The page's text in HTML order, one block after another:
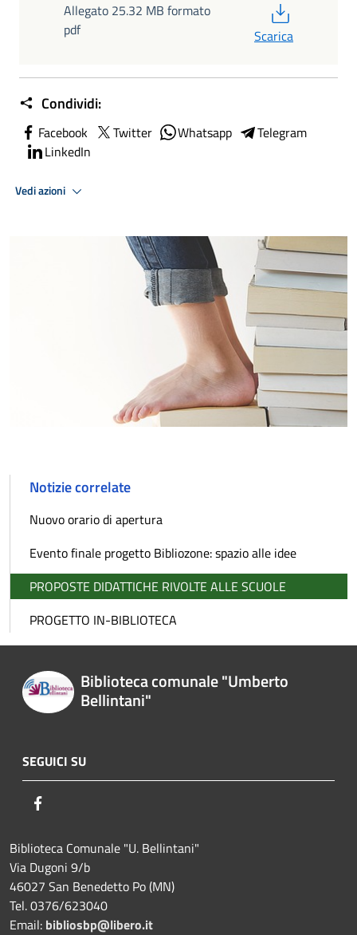
Allegato 25.32 MB formato
pdf
Scarica
Condividi:
Facebook Twitter Whatsapp
Telegram
LinkedIn
Vedi azioni
Notizie correlate
Nuovo orario di apertura
Evento finale progetto Bibliozone: spazio alle idee
PROPOSTE DIDATTICHE RIVOLTE ALLE SCUOLE
PROGETTO IN-BIBLIOTECA
Biblioteca comunale "Umberto
Bellintani"
SEGUICI SU
Biblioteca Comunale "U. Bellintani"
Via Dugoni 9/b
46027 San Benedetto Po (MN)
Tel. 0376/623040
Email: bibliosbp@libero.it